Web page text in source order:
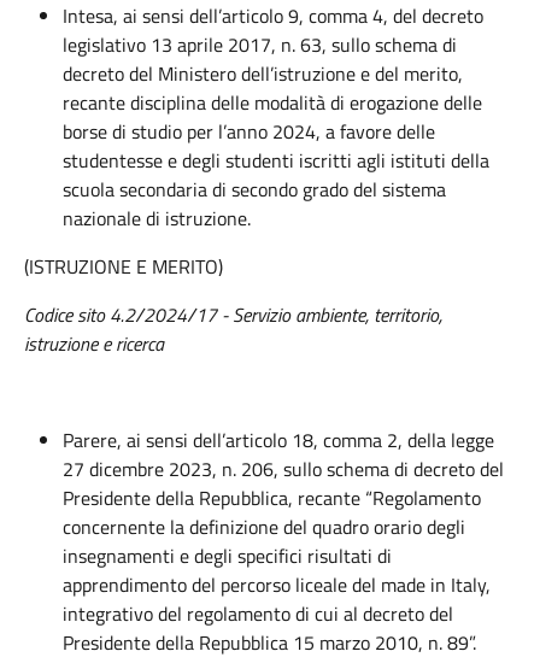
Intesa, ai sensi dell’articolo 9, comma 4, del decreto
legislativo 13 aprile 2017, n. 63, sullo schema di
decreto del Ministero dell’istruzione e del merito,
recante disciplina delle modalità di erogazione delle
borse di studio per l’anno 2024, a favore delle
studentesse e degli studenti iscritti agli istituti della
scuola secondaria di secondo grado del sistema
nazionale di istruzione.
(ISTRUZIONE E MERITO)
Codice sito 4.2/2024/17 - Servizio ambiente, territorio,
istruzione e ricerca
Parere, ai sensi dell’articolo 18, comma 2, della legge
27 dicembre 2023, n. 206, sullo schema di decreto del
Presidente della Repubblica, recante “Regolamento
concernente la definizione del quadro orario degli
insegnamenti e degli specifici risultati di
apprendimento del percorso liceale del made in Italy,
integrativo del regolamento di cui al decreto del
Presidente della Repubblica 15 marzo 2010, n. 89”.